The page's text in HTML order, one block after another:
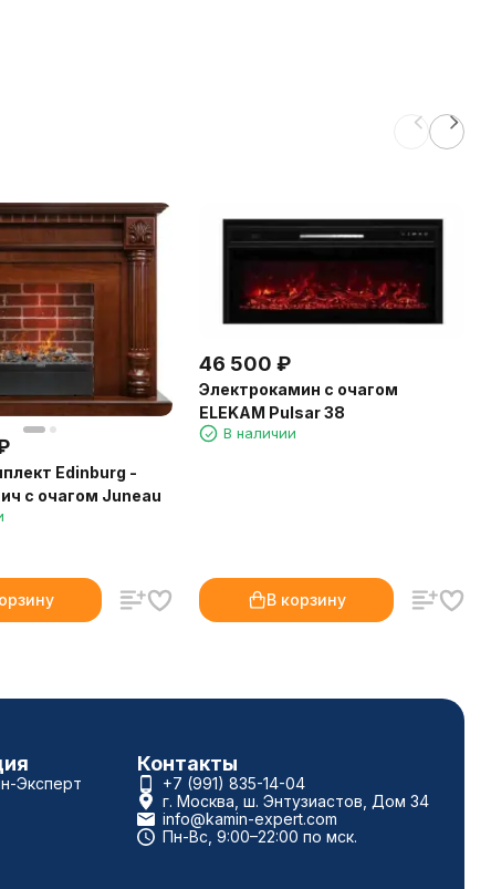
Edinburg -
с очагом Juneau
46 500 ₽
Электрокамин с очагом
ELEKAM Pulsar 38
В наличии
В корзину
Эксперт
Контакты
+7 (991) 835-14-04
г. Москва, ш. Энтузиастов, Дом 34
info@kamin-expert.com
Пн-Вс, 9:00–22:00 по мск.